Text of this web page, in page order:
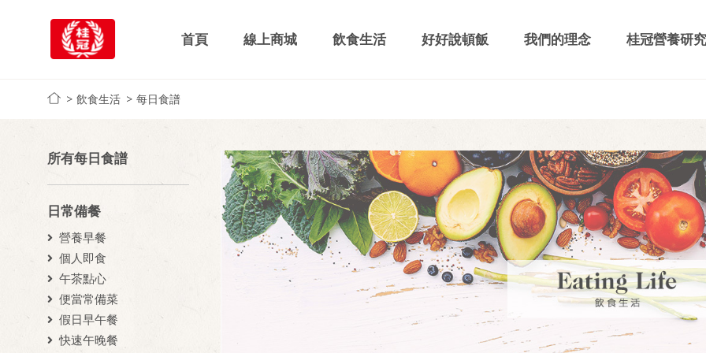
首頁 線上商城 飲食生活 好好說頓飯 我們的理念 桂冠營養研
飲食生活 每日食譜
所有每日食譜
日常備餐
營養早餐
個人即食
午茶點心
便當常備菜
假日早午餐
快速午晚餐